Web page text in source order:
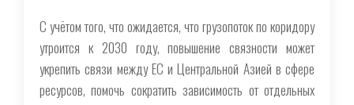
С учётом того, что ожидается, что грузопоток по коридору
утроится к 2030 году, повышение связности может
укрепить связи между ЕС и Центральной Азией в сфере
ресурсов, помочь сократить зависимость от отдельных